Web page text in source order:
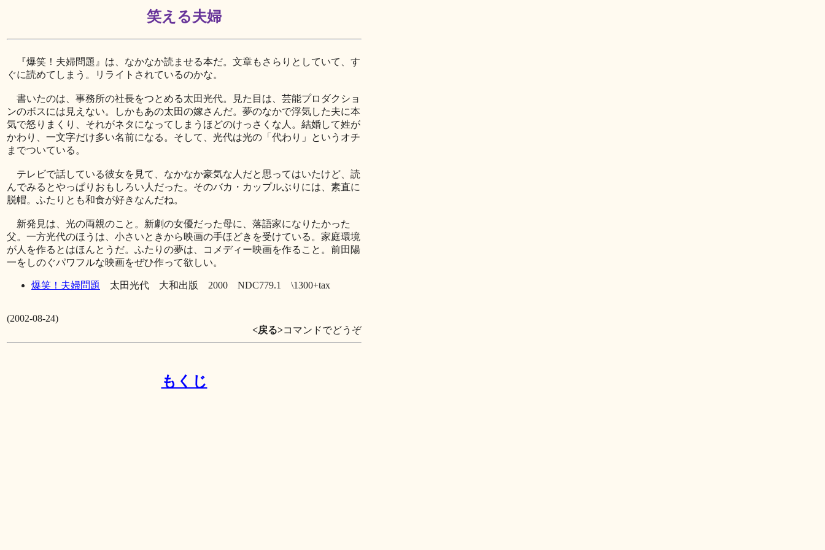
笑える夫婦
『爆笑！夫婦問題』は、なかなか読ませる本だ。文章もさらりとしていて、す
ぐに読めてしまう。リライトされているのかな。
書いたのは、事務所の社長をつとめる太田光代。見た目は、芸能プロダクショ
ンのボスには見えない。しかもあの太田の嫁さんだ。夢のなかで浮気した夫に本
気で怒りまくり、それがネタになってしまうほどのけっさくな人。結婚して姓が
かわり、一文字だけ多い名前になる。そして、光代は光の「代わり」というオチ
までついている。
テレビで話している彼女を見て、なかなか豪気な人だと思ってはいたけど、読
んでみるとやっぱりおもしろい人だった。そのバカ・カップルぶりには、素直に
脱帽。ふたりとも和食が好きなんだね。
新発見は、光の両親のこと。新劇の女優だった母に、落語家になりたかった
父。一方光代のほうは、小さいときから映画の手ほどきを受けている。家庭環境
が人を作るとはほんとうだ。ふたりの夢は、コメディー映画を作ること。前田陽
一をしのぐパワフルな映画をぜひ作って欲しい。
爆笑！夫婦問題 太田光代 大和出版 2000 NDC779.1 \1300+tax
(2002-08-24)
<戻る>コマンドでどうぞ
もくじ